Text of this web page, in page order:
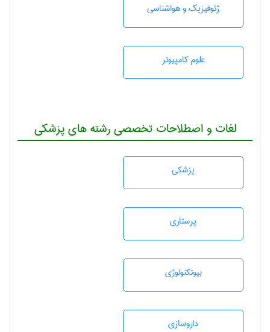
ژئوفيزيك و هواشناسی
علوم کامپیوتر
لغات و اصطلاحات تخصصی رشته های پزشکی
پزشكی
پرستاری
بيوتكنولوژی
داروسازی